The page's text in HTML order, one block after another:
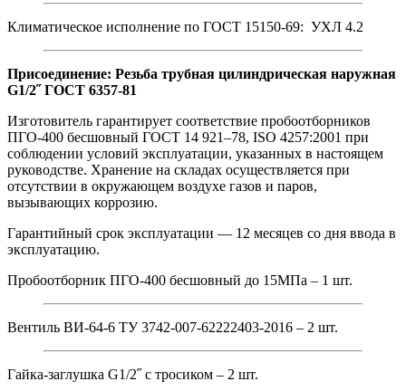
Климатическое исполнение по ГОСТ 15150-69: УХЛ 4.2
Присоединение: Резьба трубная цилиндрическая наружная
G1/2˝ ГОСТ 6357-81
Изготовитель гарантирует соответствие пробоотборников
ПГО-400 бесшовный ГОСТ 14 921–78, ISO 4257:2001 при
соблюдении условий эксплуатации, указанных в настоящем
руководстве. Хранение на складах осуществляется при
отсутствии в окружающем воздухе газов и паров,
вызывающих коррозию.
Гарантийный срок эксплуатации — 12 месяцев со дня ввода в
эксплуатацию.
Пробоотборник ПГО-400 бесшовный до 15МПа – 1 шт.
Вентиль ВИ-64-6 ТУ 3742-007-62222403-2016 – 2 шт.
Гайка-заглушка G1/2˝ с тросиком – 2 шт.